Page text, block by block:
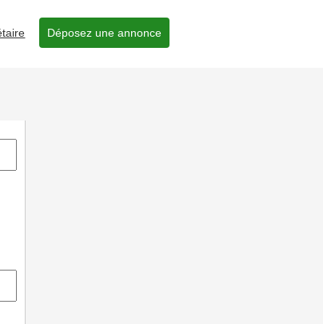
Déposez une annonce